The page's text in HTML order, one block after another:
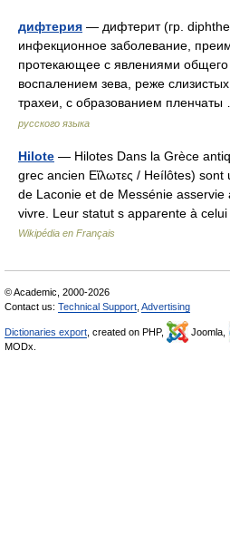
дифтерия — дифтерит (гр.
инфекционное заболевание,
протекающее с явлениями общего
воспалением зева, реже
трахеи, с образованием
русского языка
Hilote — Hilotes Dans la Grèce
grec ancien Εἵλωτες / Heílôtes)
de Laconie et de Messénie
vivre. Leur statut s apparente à
Wikipédia en Français
© Academic, 2000-2026
Contact us: Technical Support Advertising
Dictionaries export , created on PHP, Joomla,
MODx.